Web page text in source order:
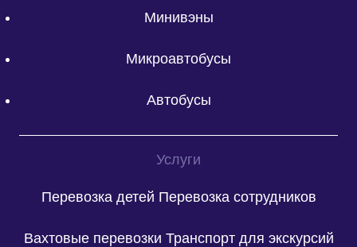
Минивэны
Микроавтобусы
Автобусы
Услуги
Перевозка детей Перевозка сотрудников
Вахтовые перевозки Транспорт для экскурсий